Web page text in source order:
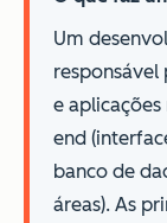
Um
responsável
e
end
banco de
áreas). As